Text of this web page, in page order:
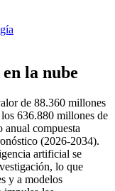
la nube
de 88.360 millones
636.880 millones de
anual compuesta
(2026-2034).
artificial se
lo que
y a modelos